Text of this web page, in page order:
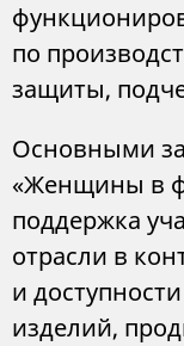
по
защиты,
Основными
«Женщины в
поддержка
отрасли в
и
изделий,